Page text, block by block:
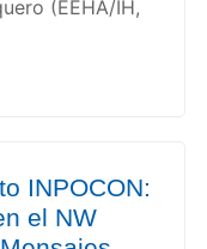
(EEHA/IH,
INPOCON:
el NW